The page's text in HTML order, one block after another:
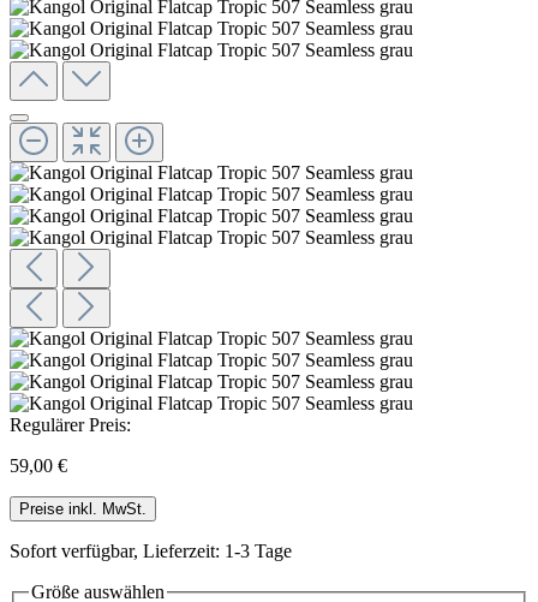
Regulärer Preis:
59,00 €
Preise inkl. MwSt.
Sofort verfügbar, Lieferzeit: 1-3 Tage
Größe auswählen